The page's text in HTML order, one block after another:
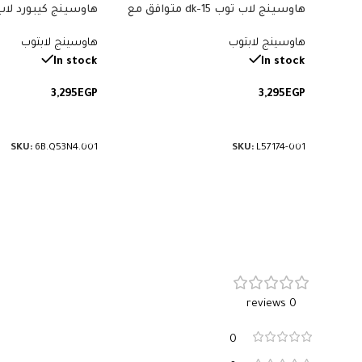
هاوسينج لاب توب 15-dk متوافق مع
يشمل الجزء الأمامي والخلفي
هاوسينج لابتوب
In stock
3,295EGP
SKU: L57174-001
القطعة: 6B.Q53N4.001.
هاوسينج لابتوب
In stock
3,295EGP
SKU: 6B.Q53N4.001
0 reviews
0